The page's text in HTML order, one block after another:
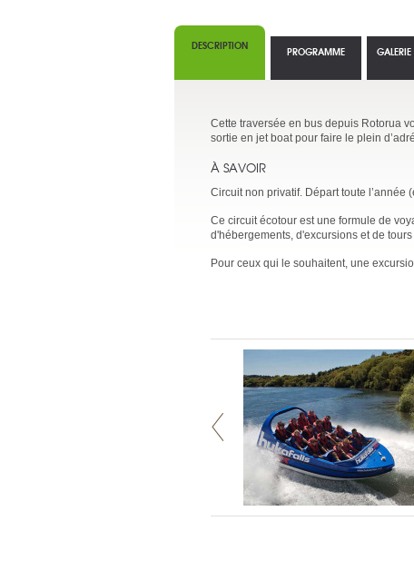
DESCRIPTION
Cette traversée en bus depuis Rotorua
sortie en jet boat pour faire le plein
À SAVOIR
Circuit non privatif. Départ toute l’année
Ce circuit écotour est une formule de
d'hébergements, d'excursions et de
Pour ceux qui le souhaitent, une
PROGRAMME